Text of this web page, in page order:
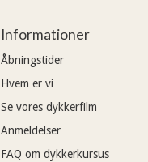
Informationer
Åbningstider
Hvem er vi
Se vores dykkerfilm
Anmeldelser
FAQ om dykkerkursus